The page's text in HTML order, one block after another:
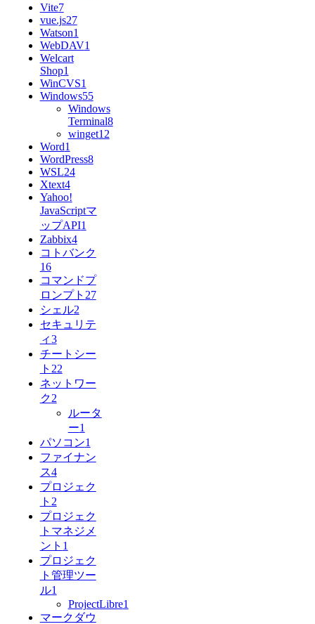
Vite7
vue.js27
Watson1
WebDAV1
Welcart
Shop1
WinCVS1
Windows55
Windows
Terminal8
winget12
Word1
WordPress8
WSL24
Xtext4
Yahoo!
JavaScriptマ
ップAPI1
Zabbix4
コトバンク
16
コマンドプ
ロンプト 27
シェル2
セキュリテ
ィ3
チートシー
ト 22
ネットワー
ク2
ルータ
ー1
パソコン1
ファイナン
ス4
プロジェク
ト 2
プロジェク
トマネジメ
ント 1
プロジェク
ト管理ツー
ル1
ProjectLibre1
マークダウ